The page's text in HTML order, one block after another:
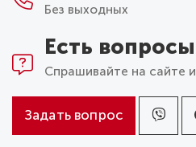
Без выходных
Есть
Спрашивайте на сайте
Задать вопрос